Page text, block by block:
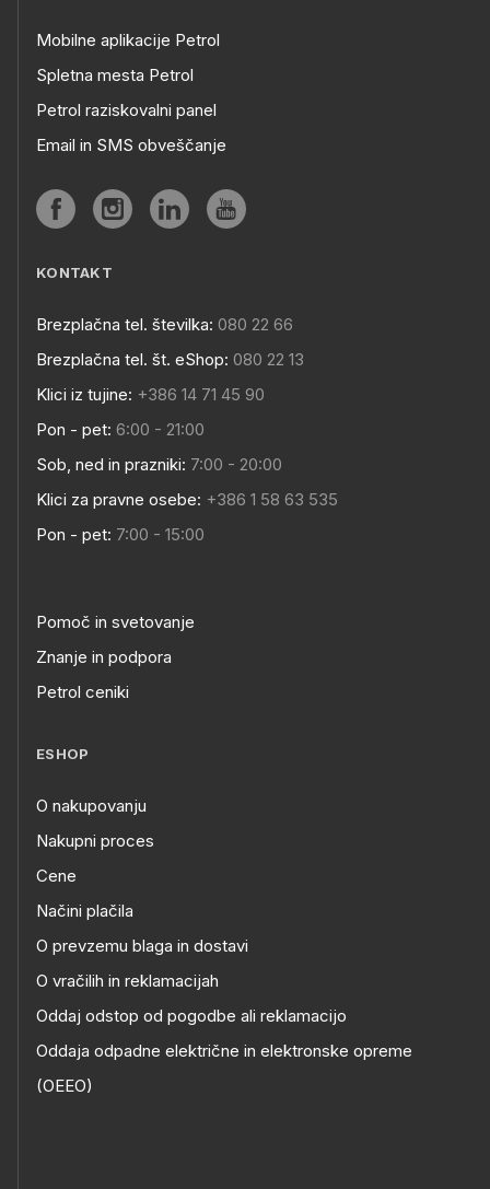
Mobilne aplikacije Petrol
Spletna mesta Petrol
Petrol raziskovalni panel
Email in SMS obveščanje
KONTAKT
Brezplačna tel. številka: 080 22 66
Brezplačna tel. št. eShop: 080 22 13
Klici iz tujine: +386 14 71 45 90
Pon - pet: 6:00 - 21:00
Sob, ned in prazniki: 7:00 - 20:00
Klici za pravne osebe: +386 1 58 63 535
Pon - pet: 7:00 - 15:00
Pomoč in svetovanje
Znanje in podpora
Petrol ceniki
ESHOP
O nakupovanju
Nakupni proces
Cene
Načini plačila
O prevzemu blaga in dostavi
O vračilih in reklamacijah
Oddaj odstop od pogodbe ali reklamacijo
Oddaja odpadne električne in elektronske opreme
(OEEO)